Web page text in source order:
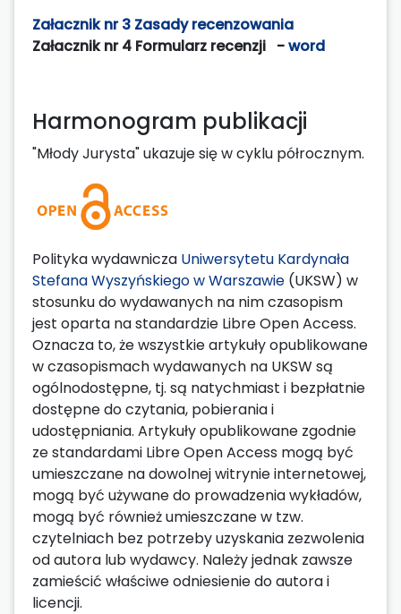
Załacznik nr 3 Zasady recenzowania
Załacznik nr 4 Formularz recenzji -word
Harmonogram publikacji
"Młody Jurysta" ukazuje się w cyklu półrocznym.
Polityka wydawnicza Uniwersytetu Kardynała
Stefana Wyszyńskiego w Warszawie (UKSW) w
stosunku do wydawanych na nim czasopism
jest oparta na standardzie Libre Open Access.
Oznacza to, że wszystkie artykuły opublikowane
w czasopismach wydawanych na UKSW są
ogólnodostępne, tj. są natychmiast i bezpłatnie
dostępne do czytania, pobierania i
udostępniania. Artykuły opublikowane zgodnie
ze standardami Libre Open Access mogą być
umieszczane na dowolnej witrynie internetowej,
mogą być używane do prowadzenia wykładów,
mogą być również umieszczane w tzw.
czytelniach bez potrzeby uzyskania zezwolenia
od autora lub wydawcy. Należy jednak zawsze
zamieścić właściwe odniesienie do autora i
licencji.